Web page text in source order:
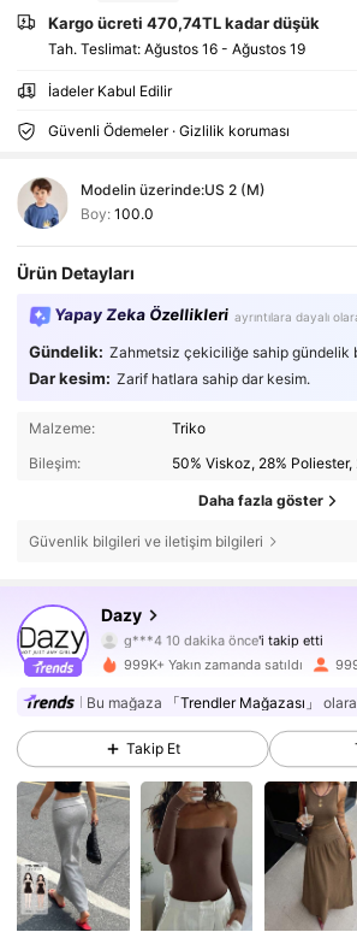
Kargo ücreti 470,74TL kadar düşük
Tah. Teslimat: Ağustos 16 - Ağustos 19
İadeler Kabul Edilir
Güvenli Ödemeler · Gizlilik koruması
Modelin üzerinde:US 2 (M)
Boy: 100.0
Ürün Detayları
Yapay Zeka Özellikleri ayrıntılara dayalı
Gündelik: Zahmetsiz çekiciliğe sahip gündelik
Dar kesim: Zarif hatlara sahip dar kesim.
Malzeme:
Triko
Bileşim:
50% Viskoz, 28%
Daha fazla göster
Güvenlik bilgileri ve iletişim bilgileri
Dazy
g***4 10 dakika önce'i takip etti
4,86
6.6M Takipçiler
4,86 6.6M Takipçiler
999K+ Yakın zamanda satıldı
Bu mağaza 「Trendler Mağazası」
Takip Et